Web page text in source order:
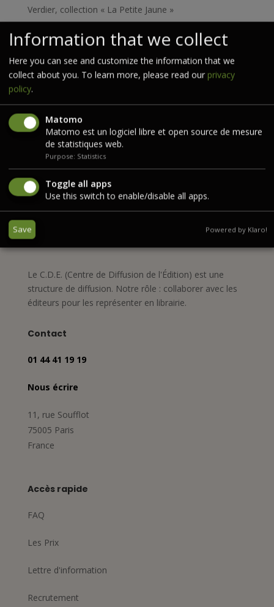
Verdier, collection « La Petite Jaune »
Commentaires récents
Aucun commentaire à afficher.
Le C.D.E. (Centre de Diffusion de l'Édition) est une
structure de diffusion. Notre rôle : collaborer avec les
éditeurs pour les représenter en librairie.
Contact
01 44 41 19 19
Nous écrire
11, rue Soufflot
75005 Paris
France
Accès rapide
FAQ
Les Prix
Lettre d'information
Recrutement
Information that we collect
Here you can see and customize the information that we
collect about you. To learn more, please read our privacy
policy.
Matomo
Matomo est un logiciel libre et open source de mesure
de statistiques web.
Purpose: Statistics
Toggle all apps
Use this switch to enable/disable all apps.
Save Powered by Klaro!